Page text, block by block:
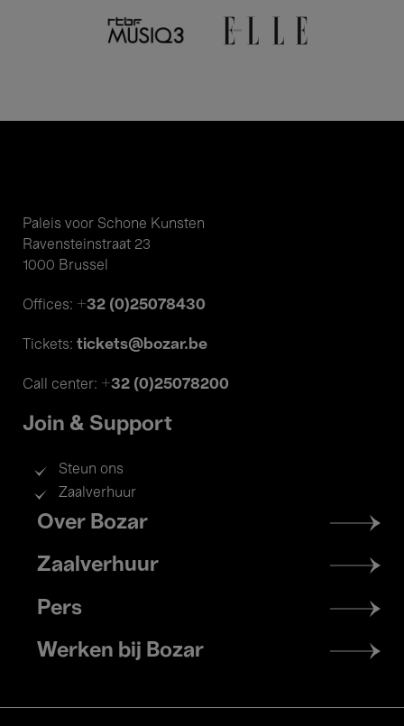
Paleis voor Schone Kunsten
Ravensteinstraat 23
1000 Brussel
Offices: +32 (0)25078430
Tickets: tickets@bozar.be
Call center: +32 (0)25078200
Join & Support
Steun ons
Zaalverhuur
Footer
menu
Over Bozar
Zaalverhuur
Pers
Werken bij Bozar